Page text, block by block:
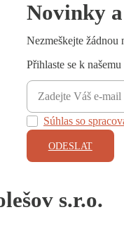
Novinky
Nezmeškejte žádnou
Přihlaste se k
Súhlas so
ODESLAT
s.r.o.